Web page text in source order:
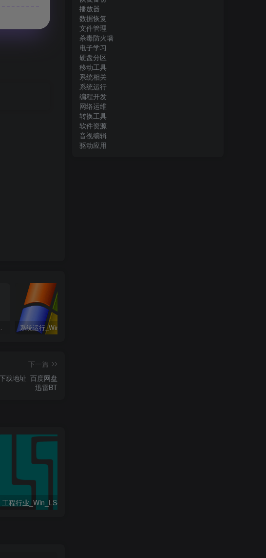
百度网盘迅雷BT
下一篇
载地址_百度网盘
迅雷BT
播放器
数据恢复
文件管理
杀毒防火墙
电子学习
硬盘分区
移动工具
系统相关
系统运行
编程开发
网络运维
转换工具
软件资源
音视编辑
驱动应用